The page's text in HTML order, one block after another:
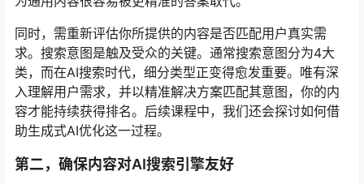
同时，需重新评估你所提供的内容是否匹配用户真实需
求。搜索意图是触及受众的关键。通常搜索意图分为4大
类，而在AI搜索时代，细分类型正变得愈发重要。唯有深
入理解用户需求，并以精准解决方案匹配其意图，你的内
容才能持续获得排名。后续课程中，我们还会探讨如何借
助生成式AI优化这一过程。
第二，确保内容对AI搜索引擎友好